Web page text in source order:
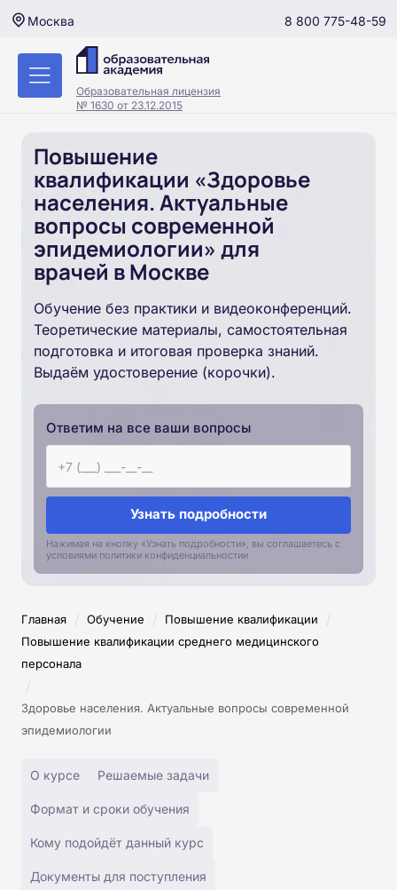
Москва 8 800 775-48-59
Образовательная лицензия
№ 1630 от 23.12.2015
Повышение
квалификации «Здоровье
населения. Актуальные
вопросы современной
эпидемиологии» для
врачей в Москве
Обучение без практики и видеоконференций.
Теоретические материалы, самостоятельная
подготовка и итоговая проверка знаний.
Выдаём удостоверение (корочки).
Ответим на все ваши вопросы
Узнать подробности
Нажимая на кнопку «Узнать подробности», вы соглашаетесь с
условиями политики конфиденциальностии
Главная / Обучение / Повышение квалификации /
Повышение квалификации среднего медицинского
персонала
/
Здоровье населения. Актуальные вопросы современной
эпидемиологии
О курсе Решаемые задачи
Формат и сроки обучения
Кому подойдёт данный курс
Документы для поступления